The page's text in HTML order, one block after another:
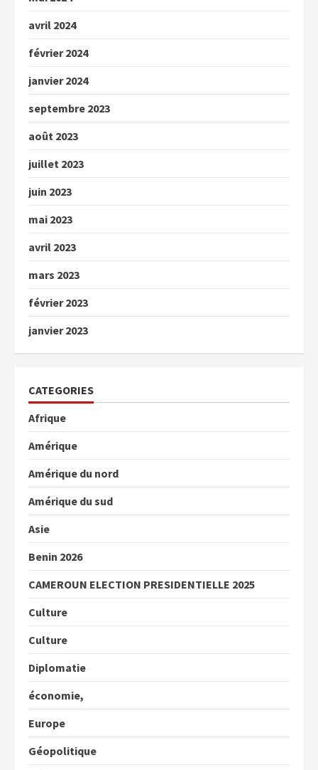
avril 2024
février 2024
janvier 2024
septembre 2023
août 2023
juillet 2023
juin 2023
mai 2023
avril 2023
mars 2023
février 2023
janvier 2023
CATEGORIES
Afrique
Amérique
Amérique du nord
Amérique du sud
Asie
Benin 2026
CAMEROUN ELECTION PRESIDENTIELLE 2025
Culture
Culture
Diplomatie
économie,
Europe
Géopolitique